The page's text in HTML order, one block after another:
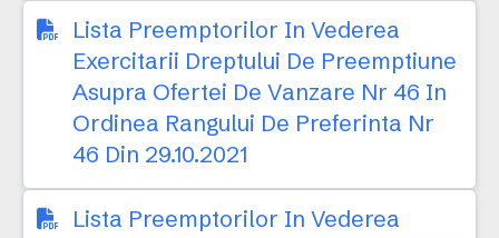
Lista Preemptorilor In Vederea
Exercitarii Dreptului De Preemptiune
Asupra Ofertei De Vanzare Nr 46 In
Ordinea Rangului De Preferinta Nr
46 Din 29.10.2021
Lista Preemptorilor In Vederea